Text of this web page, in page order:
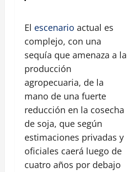
El escenario actual es
complejo, con una
sequía que amenaza a la
producción
agropecuaria, de la
mano de una fuerte
reducción en la cosecha
de soja, que según
estimaciones privadas y
oficiales caerá luego de
cuatro años por debajo